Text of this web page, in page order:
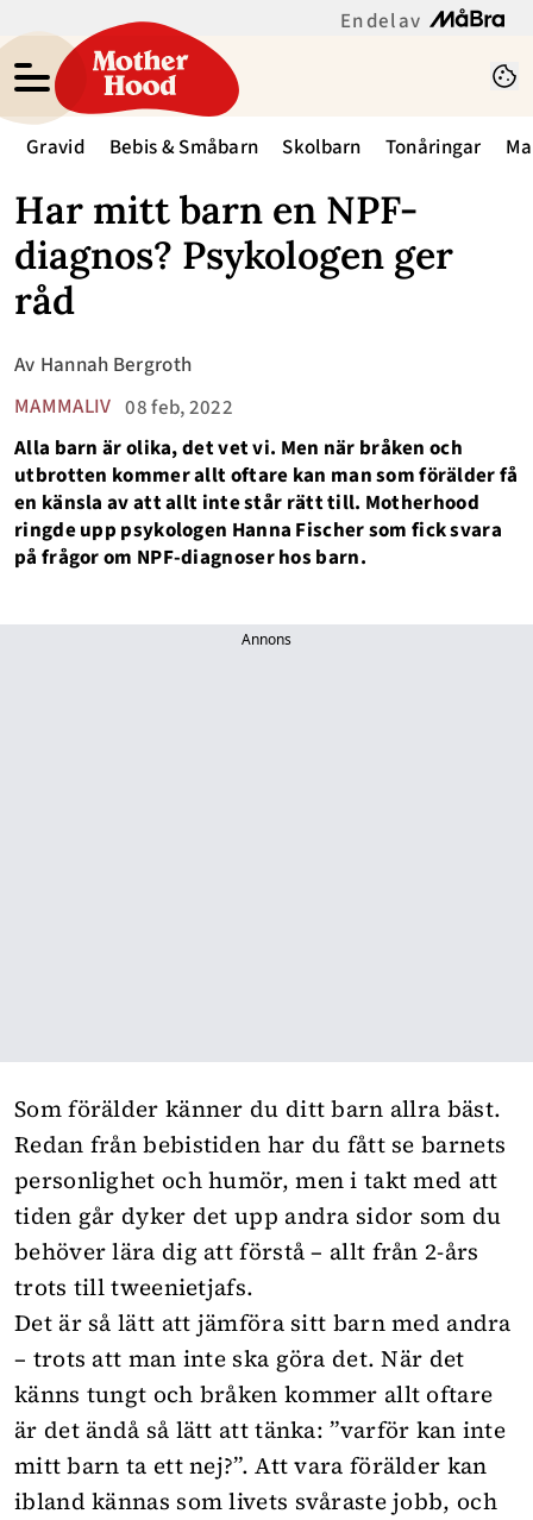
En del av
Gravid Bebis & Småbarn Skolbarn Tonåringar
Har mitt barn en NPF-
diagnos? Psykologen ger
råd
MAMMALIV 08 feb, 2022
Av Hannah Bergroth
Alla barn är olika, det vet vi. Men när bråken och
utbrotten kommer allt oftare kan man som förälder få
en känsla av att allt inte står rätt till. Motherhood
ringde upp psykologen Hanna Fischer som fick svara
på frågor om NPF-diagnoser hos barn.
Annons
Som förälder känner du ditt barn allra bäst.
Redan från bebistiden har du fått se barnets
personlighet och humör, men i takt med att
tiden går dyker det upp andra sidor som du
behöver lära dig att förstå – allt från 2-års
trots till tweenietjafs.
Det är så lätt att jämföra sitt barn med andra
– trots att man inte ska göra det. När det
känns tungt och bråken kommer allt oftare
är det ändå så lätt att tänka: ”varför kan inte
mitt barn ta ett nej?”. Att vara förälder kan
ibland kännas som livets svåraste jobb, och